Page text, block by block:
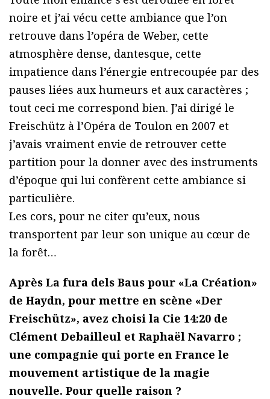
noire et j’ai vécu cette ambiance que l’on
retrouve dans l’opéra de Weber, cette
atmosphère dense, dantesque, cette
impatience dans l’énergie entrecoupée par des
pauses liées aux humeurs et aux caractères ;
tout ceci me correspond bien. J’ai dirigé le
Freischütz à l’Opéra de Toulon en 2007 et
j’avais vraiment envie de retrouver cette
partition pour la donner avec des instruments
d’époque qui lui confèrent cette ambiance si
particulière.
Les cors, pour ne citer qu’eux, nous
transportent par leur son unique au cœur de
la forêt…
Après La fura dels Baus pour «La Création»
de Haydn, pour mettre en scène «Der
Freischütz», avez choisi la Cie 14:20 de
Clément Debailleul et Raphaël Navarro ;
une compagnie qui porte en France le
mouvement artistique de la magie
nouvelle. Pour quelle raison ?